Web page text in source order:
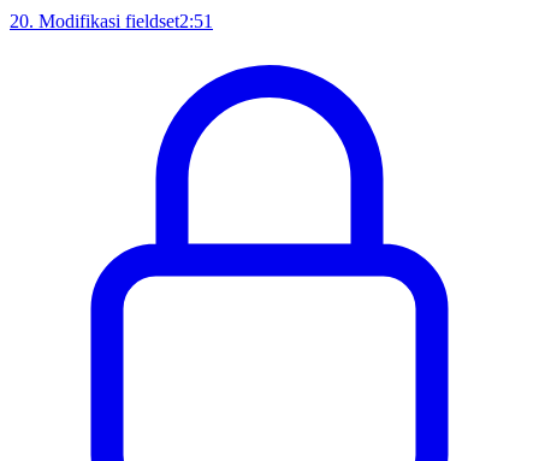
20. Modifikasi fieldset2:51